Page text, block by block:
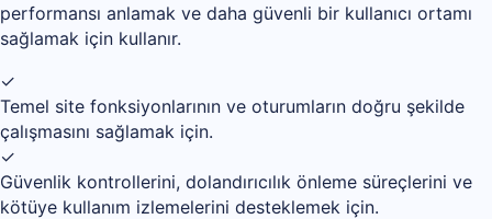
performansı anlamak ve daha güvenli bir kullanıcı ortamı
sağlamak için kullanır.
✓
Temel site fonksiyonlarının ve oturumların doğru şekilde
çalışmasını sağlamak için.
✓
Güvenlik kontrollerini, dolandırıcılık önleme süreçlerini ve
kötüye kullanım izlemelerini desteklemek için.